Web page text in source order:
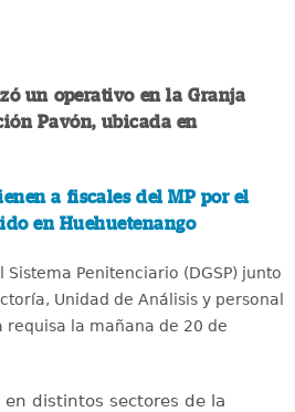
un operativo en la Granja
Pavón, ubicada en
a fiscales del MP por el
en Huehuetenango
Penitenciario (DGSP) junto
Unidad de Análisis y personal
la mañana de 20 de
distintos sectores de la